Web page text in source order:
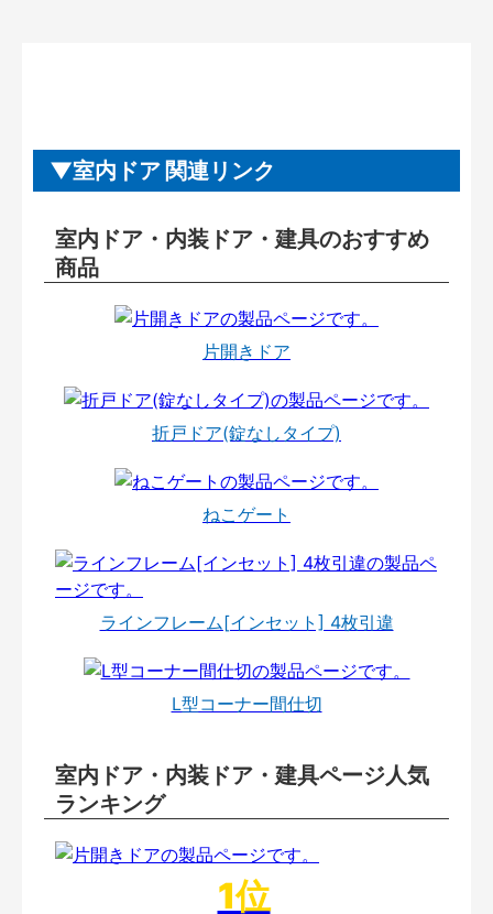
室内ドア 関連リンク
室内ドア・内装ドア・建具のおすすめ
商品
片開きドア
折戸ドア(錠なしタイプ)
ねこゲート
ラインフレーム[インセット] 4枚引違
L型コーナー間仕切
室内ドア・内装ドア・建具ページ人気
ランキング